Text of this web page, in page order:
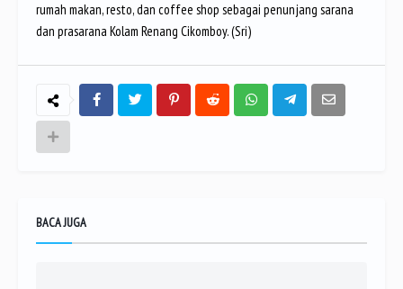
rumah makan, resto, dan coffee shop sebagai penunjang sarana
dan prasarana Kolam Renang Cikomboy. (Sri)
BACA JUGA